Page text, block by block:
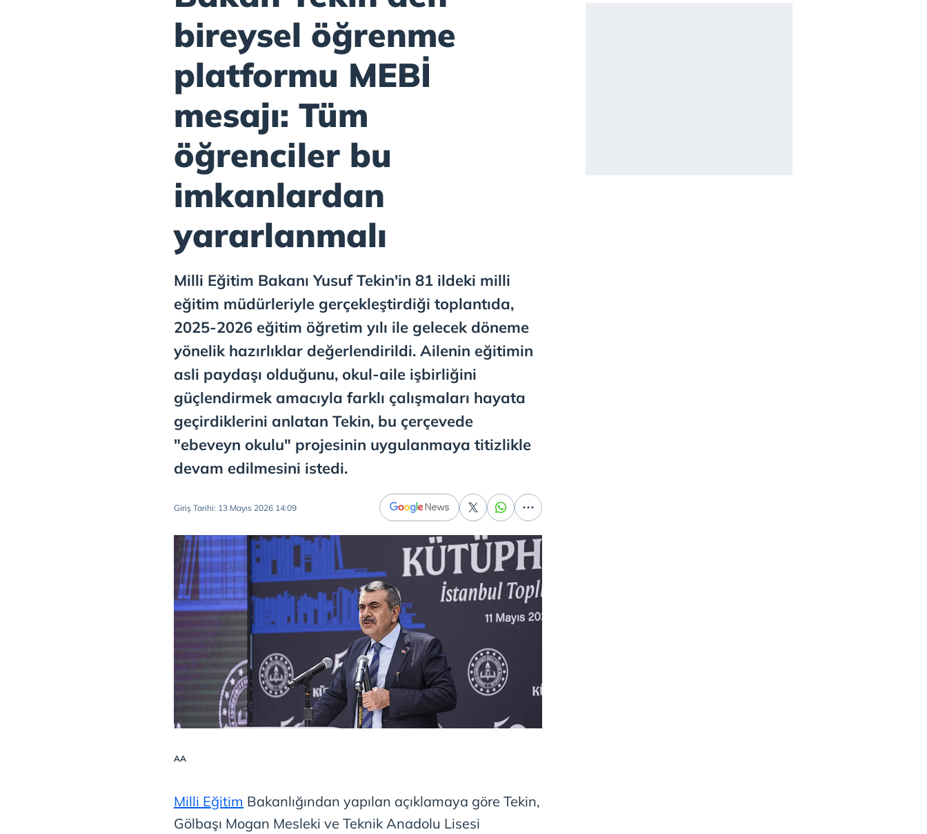
bireysel öğrenme
platformu MEBİ
mesajı: Tüm
öğrenciler bu
imkanlardan
yararlanmalı
Milli Eğitim Bakanı Yusuf Tekin'in 81 ildeki milli
eğitim müdürleriyle gerçekleştirdiği toplantıda,
2025-2026 eğitim öğretim yılı ile gelecek döneme
yönelik hazırlıklar değerlendirildi. Ailenin eğitimin
asli paydaşı olduğunu, okul-aile işbirliğini
güçlendirmek amacıyla farklı çalışmaları hayata
geçirdiklerini anlatan Tekin, bu çerçevede
"ebeveyn okulu" projesinin uygulanmaya titizlikle
devam edilmesini istedi.
Giriş Tarihi: 13 Mayıs 2026 14:09
AA
Milli Eğitim Bakanlığından yapılan açıklamaya göre Tekin,
Gölbaşı Mogan Mesleki ve Teknik Anadolu Lisesi